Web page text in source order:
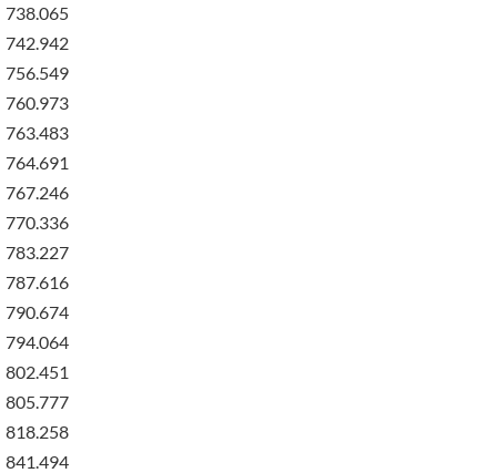
738.065
742.942
756.549
760.973
763.483
764.691
767.246
770.336
783.227
787.616
790.674
794.064
802.451
805.777
818.258
841.494